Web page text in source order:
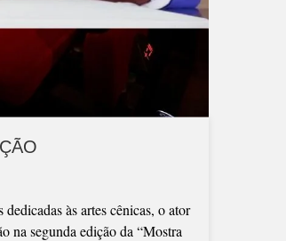
às artes cênicas, o ator
na segunda edição da “Mostra